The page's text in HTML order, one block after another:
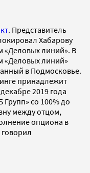
. Представитель
Хабарову
«Деловых линий». В
«Деловых линий»
в Подмосковье.
принадлежит
2019 года
со 100% до
между отцом,
опциона в